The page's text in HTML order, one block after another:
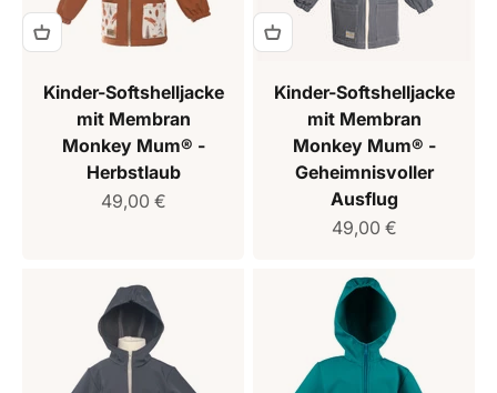
Kinder-Softshelljacke
mit Membran
Monkey Mum® -
Herbstlaub
Verkaufspreis
49,00 €
Kinder-Softshelljacke
mit Membran
Monkey Mum® -
Geheimnisvoller
Ausflug
Verkaufspreis
49,00 €